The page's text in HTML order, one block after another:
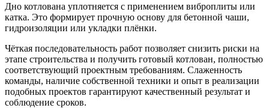
Дно котлована уплотняется с применением виброплиты или
катка. Это формирует прочную основу для бетонной чаши,
гидроизоляции или укладки плёнки.
Чёткая последовательность работ позволяет снизить риски на
этапе строительства и получить готовый котлован, полностью
соответствующий проектным требованиям. Слаженность
команды, наличие собственной техники и опыт в реализации
подобных проектов гарантируют качественный результат и
соблюдение сроков.